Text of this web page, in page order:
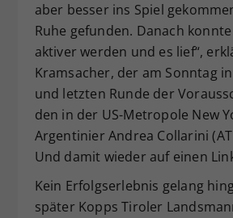
aber besser ins Spiel
Ruhe gefunden. Danach
aktiver werden und es lief“,
Kramsacher, der am Sonntag
und letzten Runde der
den in der US-Metropole New
Argentinier Andrea Collarini
Und damit wieder auf einen
Kein Erfolgserlebnis gelang
später Kopps Tiroler